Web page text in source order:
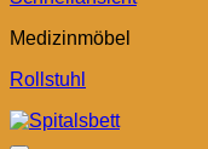
Medizinmöbel
Rollstuhl